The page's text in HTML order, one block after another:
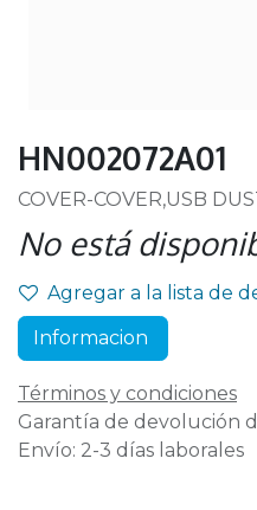
HN002072A01
COVER-COVER,USB
No está
Agregar a la lista de
Informacion
Términos y condiciones
Garantía de devolución
Envío: 2-3 días laborales